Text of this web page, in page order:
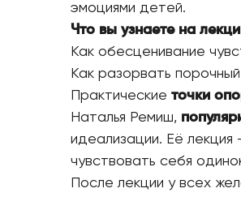
эмоциями детей.
Что вы узнаете на
Как обесценивание
Как разорвать
Практические точки
Наталья Ремиш,
идеализации. Её
чувствовать себя
После лекции у всех